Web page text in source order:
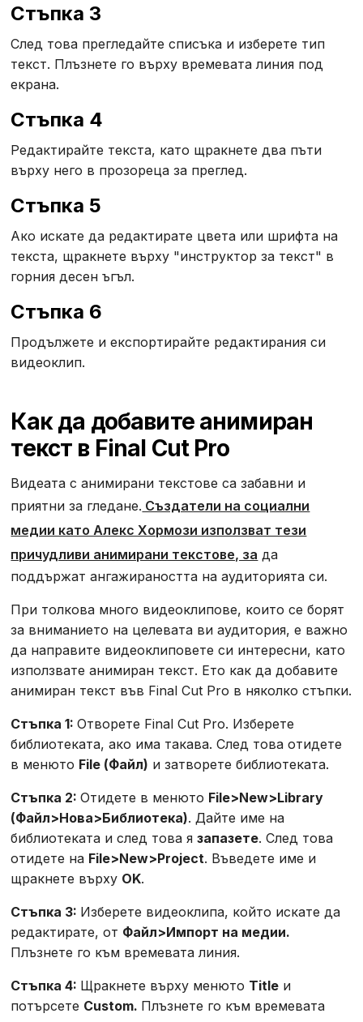
Стъпка 3
След това прегледайте списъка и изберете тип
текст. Плъзнете го върху времевата линия под
екрана.
Стъпка 4
Редактирайте текста, като щракнете два пъти
върху него в прозореца за преглед.
Стъпка 5
Ако искате да редактирате цвета или шрифта на
текста, щракнете върху "инструктор за текст" в
горния десен ъгъл.
Стъпка 6
Продължете и експортирайте редактирания си
видеоклип.
Как да добавите анимиран
текст в Final Cut Pro
‍Видеата с анимирани текстове са забавни и
приятни за гледане. Създатели на социални
медии като Алекс Хормози използват тези
причудливи анимирани текстове, за да
поддържат ангажираността на аудиторията си.
При толкова много видеоклипове, които се борят
за вниманието на целевата ви аудитория, е важно
да направите видеоклиповете си интересни, като
използвате анимиран текст. Ето как да добавите
анимиран текст във Final Cut Pro в няколко стъпки.
Стъпка 1:Отворете Final Cut Pro. Изберете
библиотеката, ако има такава. След това отидете
в менюто File (Файл) и затворете библиотеката.
Стъпка 2:Отидете в менюто File>New>Library
(Файл>Нова>Библиотека). Дайте име на
библиотеката и след това язапазете. След това
отидете на File>New>Project. Въведете име и
щракнете върху OK.
Стъпка 3: Изберете видеоклипа, който искате да
редактирате, от Файл>Импорт на медии.
Плъзнете го към времевата линия.
Стъпка 4: Щракнете върху менюто Title и
потърсете Custom. Плъзнете го към времевата